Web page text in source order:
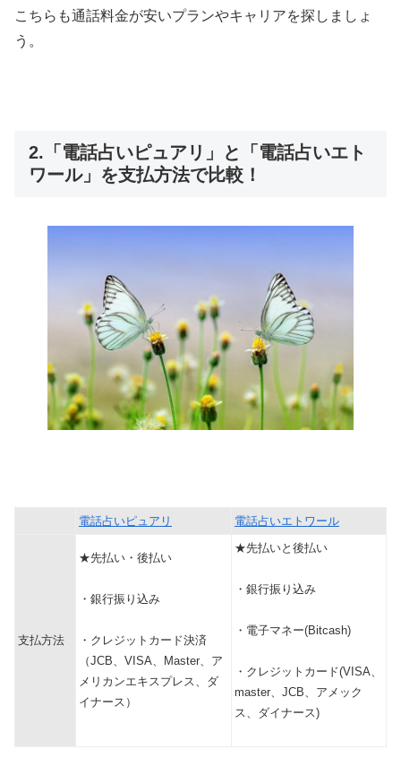
こちらも通話料金が安いプランやキャリアを探しましょ
う。
2.「電話占いピュアリ」と「電話占いエト
ワール」を支払方法で比較！
電話占いピュアリ 電話占いエトワール
支払方法
★先払い・後払い
・銀行振り込み
・クレジットカード決済
（JCB、VISA、Master、ア
メリカンエキスプレス、ダ
イナース）
★先払いと後払い
・銀行振り込み
・電子マネー(Bitcash)
・クレジットカード(VISA、
master、JCB、アメック
ス、ダイナース)